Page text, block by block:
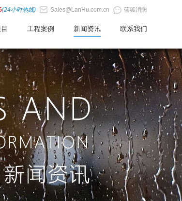
(24小时热线) Sales@LanHu.com.cn 蓝狐消防
工程案例 新闻资讯 联系我们